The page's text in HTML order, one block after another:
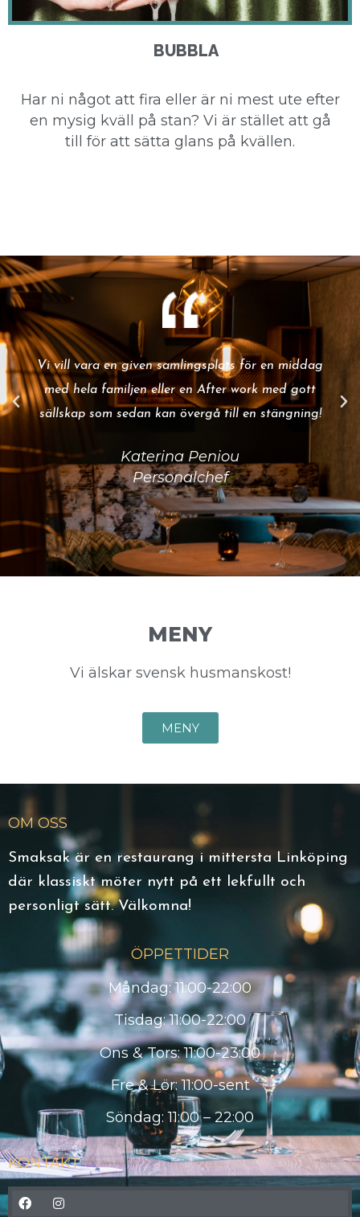
BUBBLA
Har ni något att fira eller är ni mest ute efter
en mysig kväll på stan? Vi är stället att gå
till för att sätta glans på kvällen.
Vi vill vara en given samlingsplats för en middag
med hela familjen eller en After work med gott
sällskap som sedan kan övergå till en stängning!
Katerina Peniou
Personalchef
MENY
Vi älskar svensk husmanskost!
MENY
OM OSS
Smaksak är en restaurang i mittersta Linköping
där klassiskt möter nytt på ett lekfullt och
personligt sätt. Välkomna!
ÖPPETTIDER
Måndag: 11:00-22:00
Tisdag: 11:00-22:00
Ons & Tors: 11:00-23:00
Fre & Lör: 11:00-sent
Söndag: 11:00 – 22:00
KONTAKT